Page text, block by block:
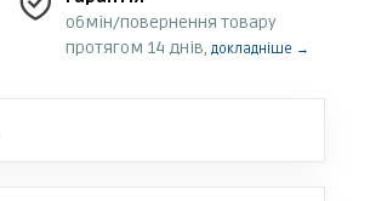
обмін/повернення товару
протягом 14 днів,докладніше →